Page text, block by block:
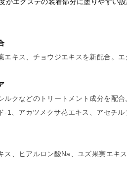
合
エキス、チョウジエキスを新配合。
ルクなどのトリートメント成分を配
-1、アカツメクサ花エキス、アセチ
ス、ヒアルロン酸Na、ユズ果実エ